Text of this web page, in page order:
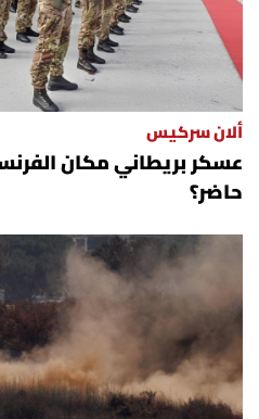
ألان سركيس
عسكر بريطاني مكان
حاضر؟